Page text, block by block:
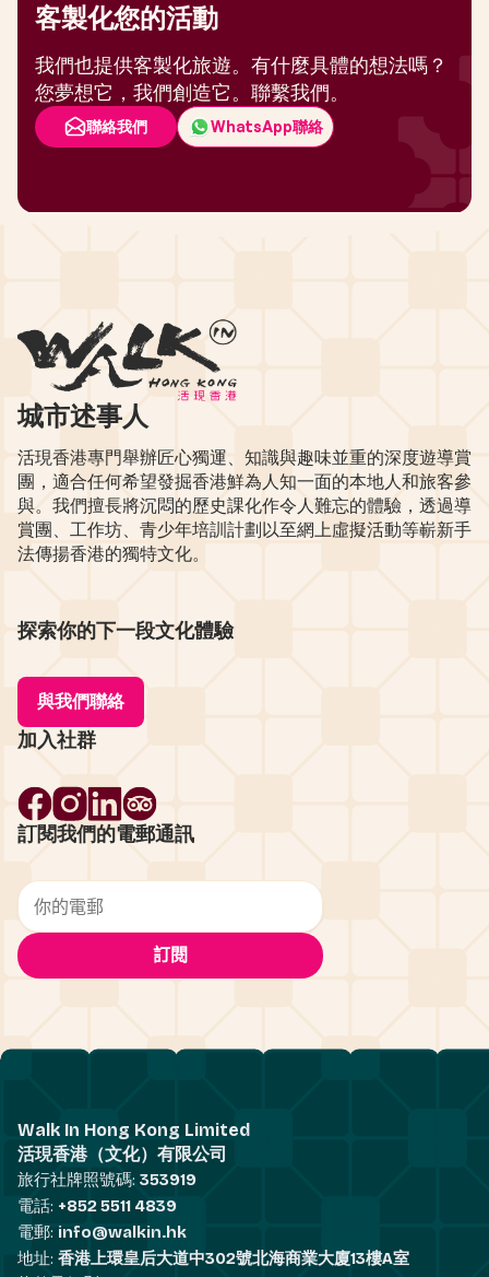
客製化您的活動
我們也提供客製化旅遊。有什麼具體的想法嗎？
您夢想它，我們創造它。聯繫我們。
聯絡我們 WhatsApp聯絡
城市述事人
活現香港專門舉辦匠心獨運、知識與趣味並重的深度遊導賞
團，適合任何希望發掘香港鮮為人知一面的本地人和旅客參
與。我們擅長將沉悶的歷史課化作令人難忘的體驗，透過導
賞團、工作坊、青少年培訓計劃以至網上虛擬活動等嶄新手
法傳揚香港的獨特文化。
探索你的下一段文化體驗
與我們聯絡
加入社群
訂閱我們的電郵通訊
Walk In Hong Kong Limited
活現香港（文化）有限公司
旅行社牌照號碼: 353919
電話: +852 5511 4839
電郵: info@walkin.hk
地址: 香港上環皇后大道中302號北海商業大廈13樓A室